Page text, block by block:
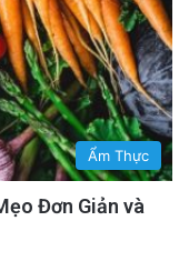
Ẩm Thực
Đơn Giản và